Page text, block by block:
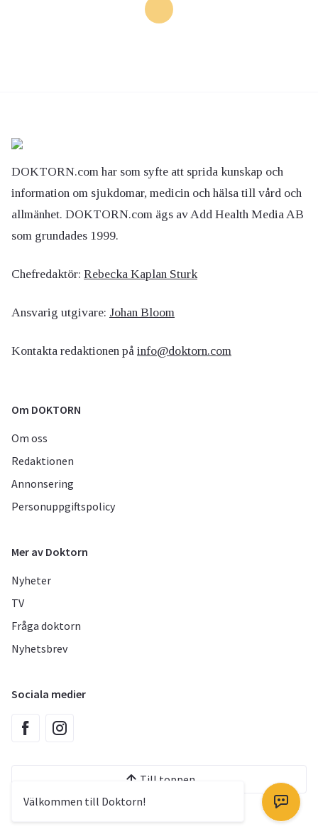
Välkommen till Doktorn!
DOKTORN.com har som syfte att sprida kunskap och
information om sjukdomar, medicin och hälsa till vård och
allmänhet. DOKTORN.com ägs av Add Health Media AB
som grundades 1999.
Chefredaktör: Rebecka Kaplan Sturk
Ansvarig utgivare: Johan Bloom
Kontakta redaktionen på info@doktorn.com
Om DOKTORN
Om oss
Redaktionen
Annonsering
Personuppgiftspolicy
Mer av Doktorn
Nyheter
TV
Fråga doktorn
Nyhetsbrev
Sociala medier
Till toppen